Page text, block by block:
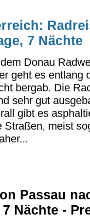
7 Nächte
Donau
geht es entlang
bergab. Die
sehr gut
gibt es
Straßen, meist
Passau
7 Nächte -